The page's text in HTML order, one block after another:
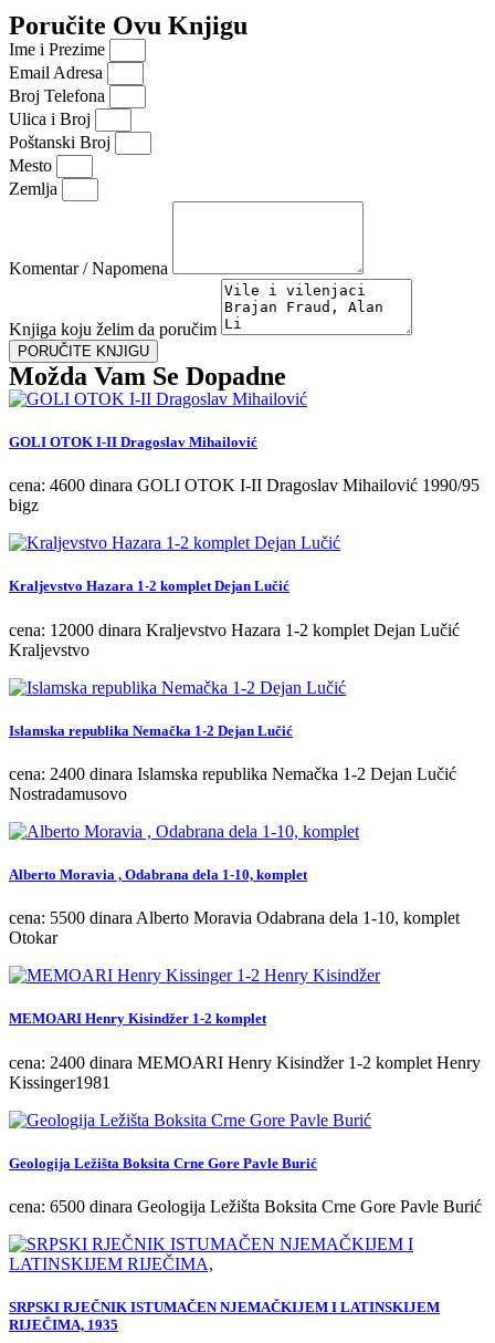
Poručite Ovu Knjigu
Ime i Prezime
Email Adresa
Broj Telefona
Ulica i Broj
Poštanski Broj
Mesto
Zemlja
Komentar / Napomena
Knjiga koju želim da poručim
PORUČITE KNJIGU
Možda Vam Se Dopadne
GOLI OTOK I-II Dragoslav Mihailović
cena: 4600 dinara GOLI OTOK I-II Dragoslav Mihailović 1990/95
bigz
Kraljevstvo Hazara 1-2 komplet Dejan Lučić
cena: 12000 dinara Kraljevstvo Hazara 1-2 komplet Dejan Lučić
Kraljevstvo
Islamska republika Nemačka 1-2 Dejan Lučić
cena: 2400 dinara Islamska republika Nemačka 1-2 Dejan Lučić
Nostradamusovo
Alberto Moravia , Odabrana dela 1-10, komplet
cena: 5500 dinara Alberto Moravia Odabrana dela 1-10, komplet
Otokar
MEMOARI Henry Kisindžer 1-2 komplet
cena: 2400 dinara MEMOARI Henry Kisindžer 1-2 komplet Henry
Kissinger1981
Geologija Ležišta Boksita Crne Gore Pavle Burić
cena: 6500 dinara Geologija Ležišta Boksita Crne Gore Pavle Burić
SRPSKI RJEČNIK ISTUMAČEN NJEMAČKIJEM I LATINSKIJEM
RIJEČIMA, 1935